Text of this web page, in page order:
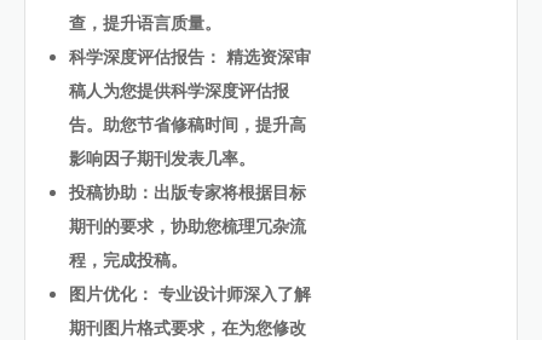
查，提升语言质量。
科学深度评估报告： 精选资深审
稿人为您提供科学深度评估报
告。助您节省修稿时间，提升高
影响因子期刊发表几率。
投稿协助：出版专家将根据目标
期刊的要求，协助您梳理冗杂流
程，完成投稿。
图片优化： 专业设计师深入了解
期刊图片格式要求，在为您修改